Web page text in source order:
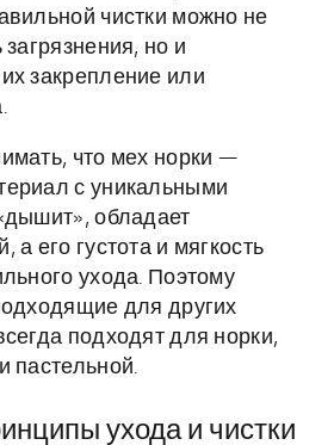
чистки можно не
но и
закрепление или
что мех норки —
с уникальными
обладает
а его густота и мягкость
ухода. Поэтому
для других
подходят для норки,
пастельной.
ухода и чистки